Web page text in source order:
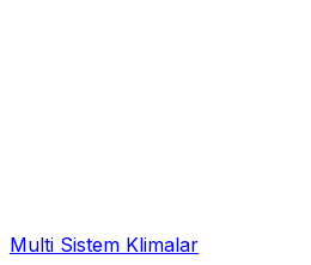
Multi Sistem Klimalar